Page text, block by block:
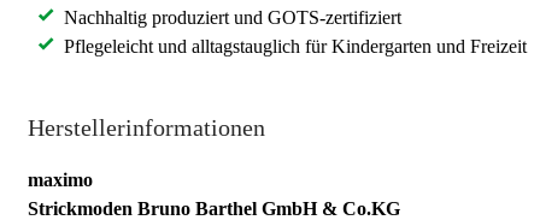
Nachhaltig produziert und GOTS-zertifiziert
Pflegeleicht und alltagstauglich für Kindergarten und Freizeit
Herstellerinformationen
maximo
Strickmoden Bruno Barthel GmbH & Co.KG